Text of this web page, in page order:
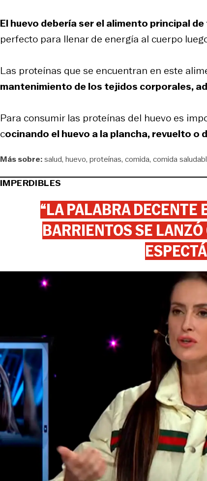
El huevo debería ser el alimento principal
perfecto para llenar de energía al cuerpo
Las proteínas que se encuentran en este
mantenimiento de los tejidos corporales,
Para consumir las proteínas del huevo es
cocinando el huevo a la plancha, revuelto o
Más sobre:salud huevo proteínas comida comida
IMPERDIBLES
“LA PALABRA DECENTE
BARRIENTOS SE